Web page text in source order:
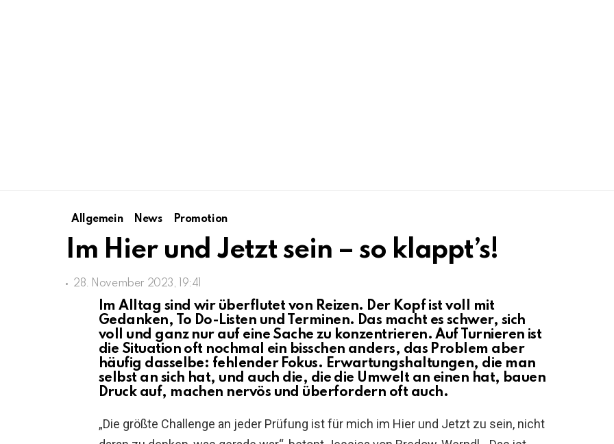
Allgemein News Promotion
Im Hier und Jetzt sein – so klappt’s!
28. November 2023, 19:41
Im Alltag sind wir überflutet von Reizen. Der Kopf ist voll mit
Gedanken, To Do-Listen und Terminen. Das macht es schwer, sich
voll und ganz nur auf eine Sache zu konzentrieren. Auf Turnieren ist
die Situation oft nochmal ein bisschen anders, das Problem aber
häufig dasselbe: fehlender Fokus. Erwartungshaltungen, die man
selbst an sich hat, und auch die, die die Umwelt an einen hat, bauen
Druck auf, machen nervös und überfordern oft auch.
„Die größte Challenge an jeder Prüfung ist für mich im Hier und Jetzt zu sein, nicht